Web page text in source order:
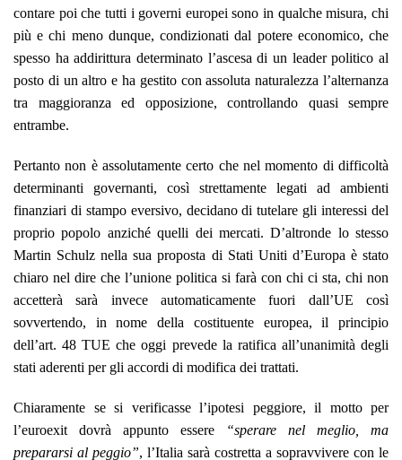
contare poi che tutti i governi europei sono in qualche misura, chi
più e chi meno dunque, condizionati dal potere economico, che
spesso ha addirittura determinato l’ascesa di un leader politico al
posto di un altro e ha gestito con assoluta naturalezza l’alternanza
tra maggioranza ed opposizione, controllando quasi sempre
entrambe.
Pertanto non è assolutamente certo che nel momento di difficoltà
determinanti governanti, così strettamente legati ad ambienti
finanziari di stampo eversivo, decidano di tutelare gli interessi del
proprio popolo anziché quelli dei mercati. D’altronde lo stesso
Martin Schulz nella sua proposta di Stati Uniti d’Europa è stato
chiaro nel dire che l’unione politica si farà con chi ci sta, chi non
accetterà sarà invece automaticamente fuori dall’UE così
sovvertendo, in nome della costituente europea, il principio
dell’art. 48 TUE che oggi prevede la ratifica all’unanimità degli
stati aderenti per gli accordi di modifica dei trattati.
Chiaramente se si verificasse l’ipotesi peggiore, il motto per
l’euroexit dovrà appunto essere
“sperare nel meglio, ma
prepararsi al peggio”, l’Italia sarà costretta a sopravvivere con le